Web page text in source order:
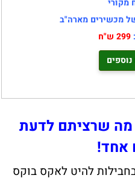
מקורי
מכשירים מארה"ב
299 ש"ח
מה שרציתם לדעת
אחד!
להיט לאקס בוקס